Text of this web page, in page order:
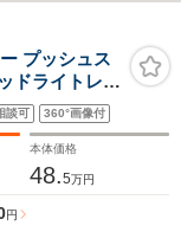
プッシュス
ドライトレベ
談可 360°画像付
本体価格
48.5万円
円